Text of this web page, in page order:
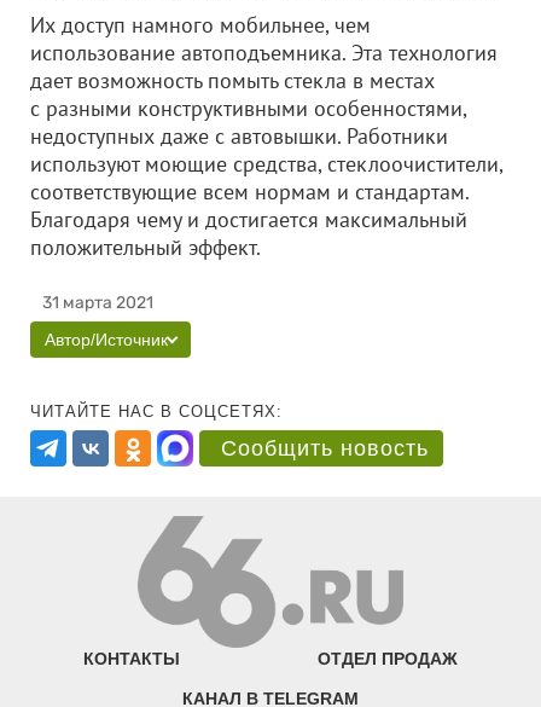
Их доступ намного мобильнее, чем
использование автоподъемника. Эта технология
дает возможность помыть стекла в местах
с разными конструктивными особенностями,
недоступных даже с автовышки. Работники
используют моющие средства, стеклоочистители,
соответствующие всем нормам и стандартам.
Благодаря чему и достигается максимальный
положительный эффект.
31 марта 2021
Автор/Источник
ЧИТАЙТЕ НАС В СОЦСЕТЯХ:
Сообщить новость
КОНТАКТЫ ОТДЕЛ ПРОДАЖ
КАНАЛ В TELEGRAM